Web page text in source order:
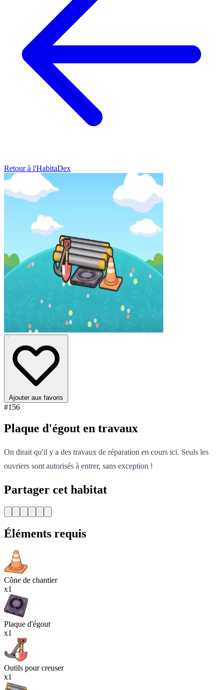
Retour à l'HabitaDex
Ajouter aux favoris
#156
Plaque d'égout en travaux
On dirait qu'il y a des travaux de réparation en cours ici. Seuls les
ouvriers sont autorisés à entrer, sans exception !
Partager cet habitat
Éléments requis
Cône de chantier
x1
Plaque d'égout
x1
Outils pour creuser
x1